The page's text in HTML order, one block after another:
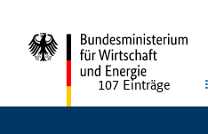
107 Einträge